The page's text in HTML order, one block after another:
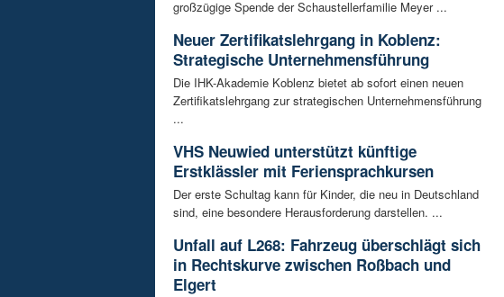
großzügige Spende der Schaustellerfamilie Meyer ...
Neuer Zertifikatslehrgang in Koblenz:
Strategische Unternehmensführung
Die IHK-Akademie Koblenz bietet ab sofort einen neuen
Zertifikatslehrgang zur strategischen Unternehmensführung
...
VHS Neuwied unterstützt künftige
Erstklässler mit Feriensprachkursen
Der erste Schultag kann für Kinder, die neu in Deutschland
sind, eine besondere Herausforderung darstellen. ...
Unfall auf L268: Fahrzeug überschlägt sich
in Rechtskurve zwischen Roßbach und
Elgert